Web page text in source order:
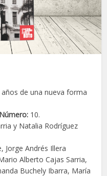
de una nueva forma
Número: 10.
y Natalia Rodríguez
Jorge Andrés Illera
Alberto Cajas Sarria,
Buchely Ibarra, María